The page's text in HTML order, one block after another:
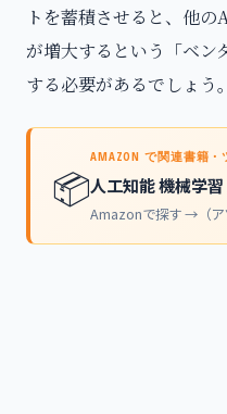
トを蓄積させると、他
が増大するという「ベン
する必要があるでしょう。
📦
AMAZON で関連書籍
人工知能 機械学
Amazonで探す →（ア